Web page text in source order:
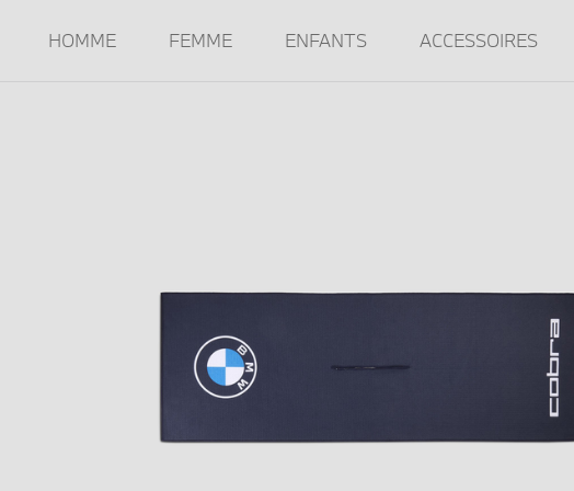
HOMME FEMME ENFANTS ACCESSOIRES